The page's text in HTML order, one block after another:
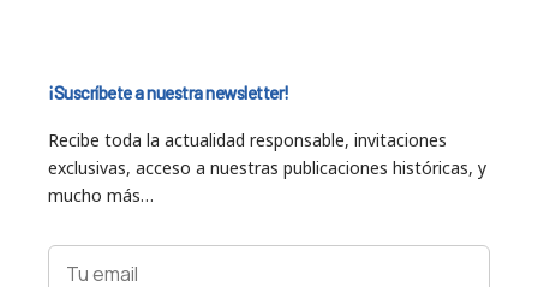
¡Suscríbete a nuestra newsletter!
Recibe toda la actualidad responsable, invitaciones
exclusivas, acceso a nuestras publicaciones históricas, y
mucho más…